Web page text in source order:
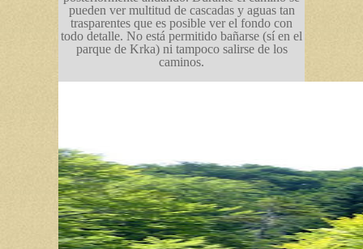
pueden ver multitud de cascadas y aguas tan
trasparentes que es posible ver el fondo con
todo detalle. No está permitido bañarse (sí en el
parque de Krka) ni tampoco salirse de los
caminos.